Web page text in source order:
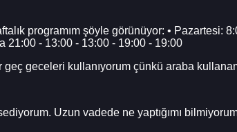
programım şöyle görünüyor: •
21:00 - 13:00 - 13:00 - 19:00 - 19:00
geceleri kullanıyorum çünkü araba
Uzun vadede ne yaptığımı